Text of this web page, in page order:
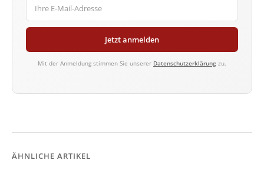
Jetzt anmelden
Mit der Anmeldung stimmen Sie unserer Datenschutzerklärung zu.
ÄHNLICHE ARTIKEL